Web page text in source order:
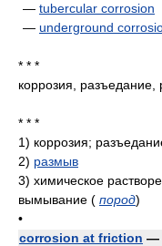
— tubercular corrosion
— underground
* * *
коррозия, разъедание,
* * *
1) коррозия;
2) размыв
3) химическое
вымывание ( пород)
•
corrosion at friction —